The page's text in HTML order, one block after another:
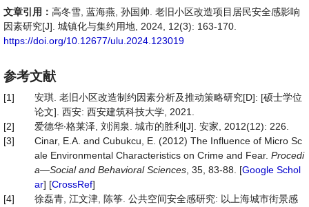
文章引用： 高冬雪, 蓝海燕, 孙国帅. 老旧小区改造项目居民安全感影响
因素研究[J]. 城镇化与集约用地, 2024, 12(3): 163-170.
https://doi.org/10.12677/ulu.2024.123019
参考文献
[1]
安琪. 老旧小区改造制约因素分析及推动策略研究[D]: [硕士学位
论文]. 西安: 西安建筑科技大学, 2021.
[2]
爱德华∙格莱泽, 刘润泉. 城市的胜利[J]. 安家, 2012(12): 226.
[3]
Cinar, E.A. and Cubukcu, E. (2012) The Influence of Micro Sc
ale Environmental Characteristics on Crime and Fear. Procedi
a—Social and Behavioral Sciences , 35, 83-88. [Google Schol
ar] [CrossRef]
[4]
徐磊青, 江文津, 陈筝. 公共空间安全感研究: 以上海城市街景感